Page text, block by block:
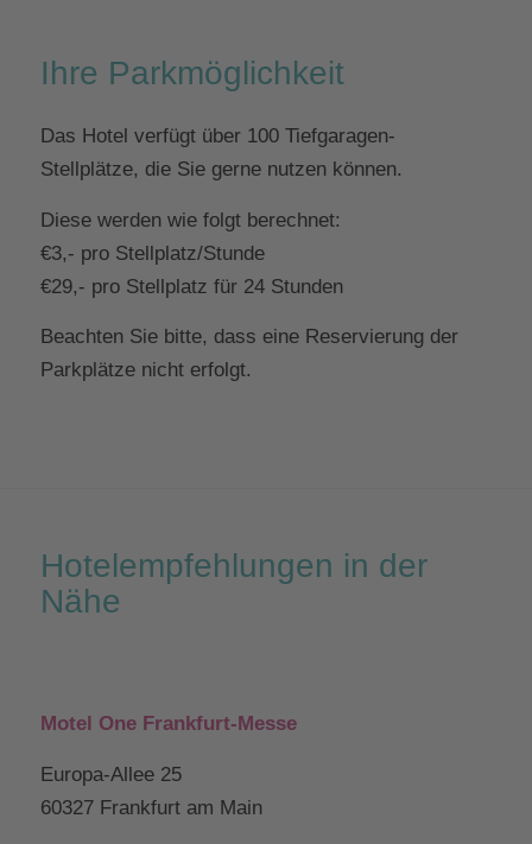
Ihre Parkmöglichkeit
Das Hotel verfügt über 100 Tiefgaragen-
Stellplätze, die Sie gerne nutzen können.
Diese werden wie folgt berechnet:
€3,- pro Stellplatz/Stunde
€29,- pro Stellplatz für 24 Stunden
Beachten Sie bitte, dass eine Reservierung der
Parkplätze nicht erfolgt.
Hotelempfehlungen in der
Nähe
Motel One Frankfurt-Messe
Europa-Allee 25
60327 Frankfurt am Main